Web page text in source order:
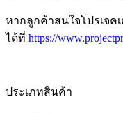
หากลูกค้าสนใจโปรเจค
ได้ที่ https://
ประเภทสินค้า